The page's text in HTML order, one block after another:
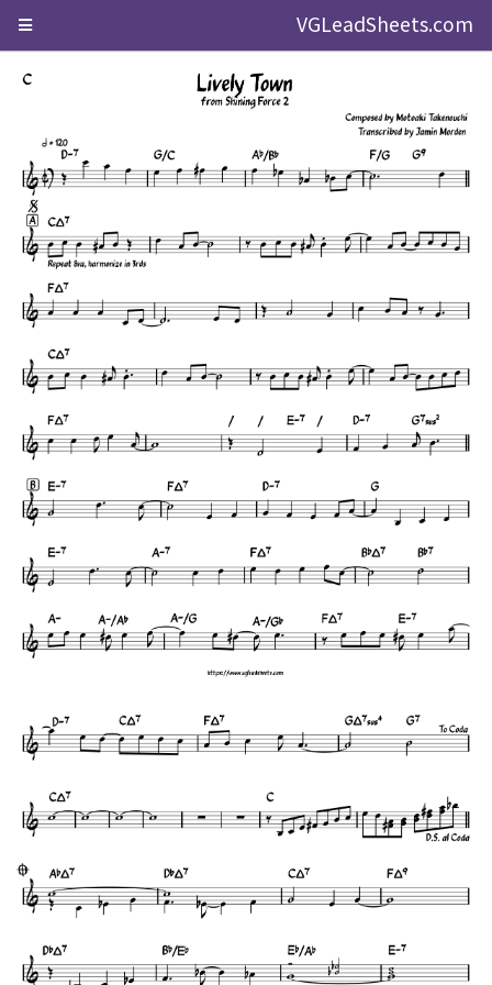
VGLeadSheets.com